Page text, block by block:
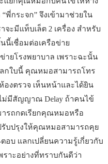
พี่กระจก” จึงเข้ามาช่วยใน
ะมีแท็บเล็ต 2 เครื่อง สำหรับ
เชื่อมต่อเครือข่าย
ายโรงพยาบาล เพราะฉะนั้น
กใบนี้ คุณหมอสามารถโทร
องตรวจ เห็นหน้าและได้ยิน
ไม่มีสัญญาณ Delay ถ้าคนไข้
รถกดเรียกคุณหมอหรือ
รับปรุงให้คุณหมอสามารถคุย
บ แลกเปลี่ยนความรู้เกี่ยวกับ
ราะอย่างที่ทราบกันดีว่า